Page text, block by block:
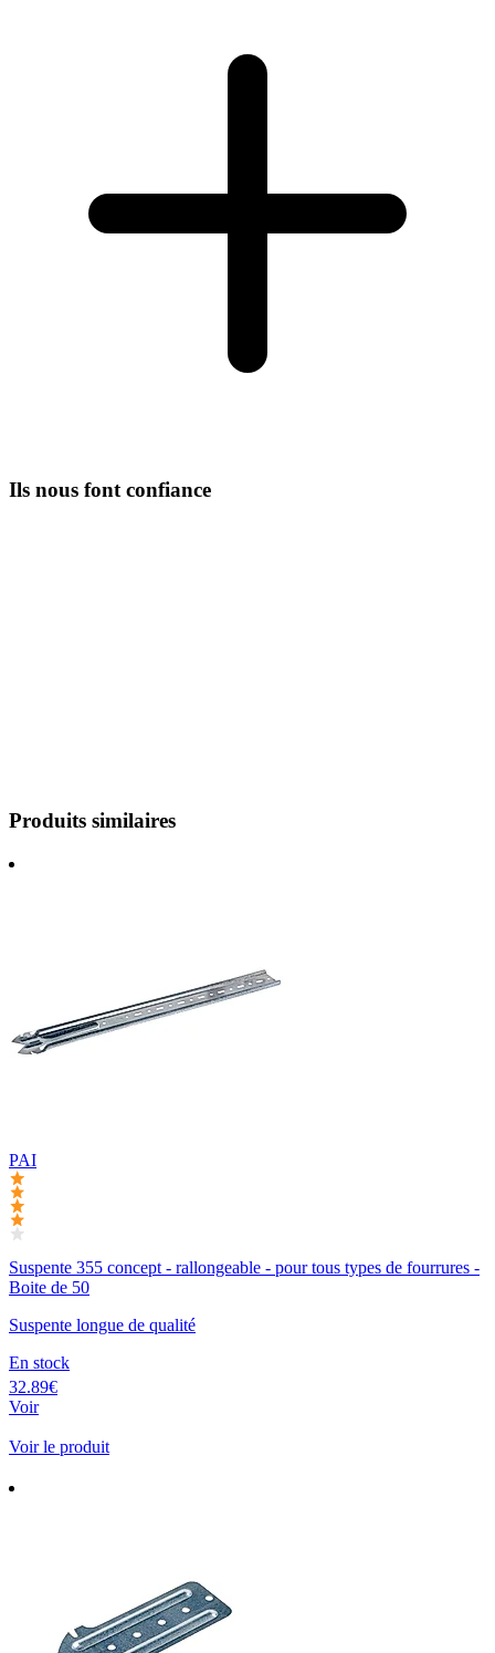
Ils nous font confiance
Produits similaires
PAI
Suspente 355 concept - rallongeable - pour tous types de fourrures -
Boite de 50
Suspente longue de qualité
En stock
32.89€
Voir
Voir le produit